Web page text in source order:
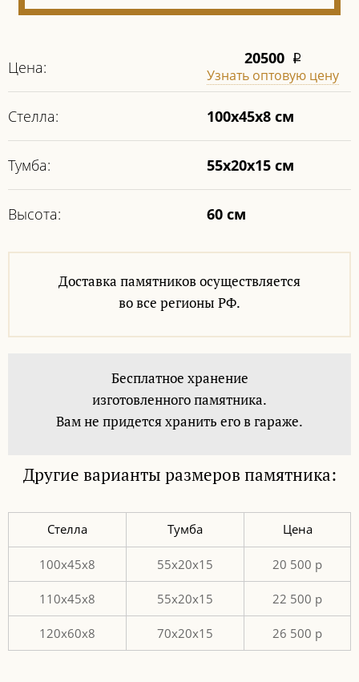
Цена: 20500 i
Узнать оптовую цену
Стелла: 100х45х8 см
Тумба: 55х20х15 см
Высота: 60 см
Доставка памятников осуществляется
во все регионы РФ.
Бесплатное хранение
изготовленного памятника.
Вам не придется хранить его в гараже.
Другие варианты размеров памятника:
Стелла Тумба Цена
100х45х8 55х20х15 20 500 р
110х45х8 55х20х15 22 500 р
120х60х8 70х20х15 26 500 р